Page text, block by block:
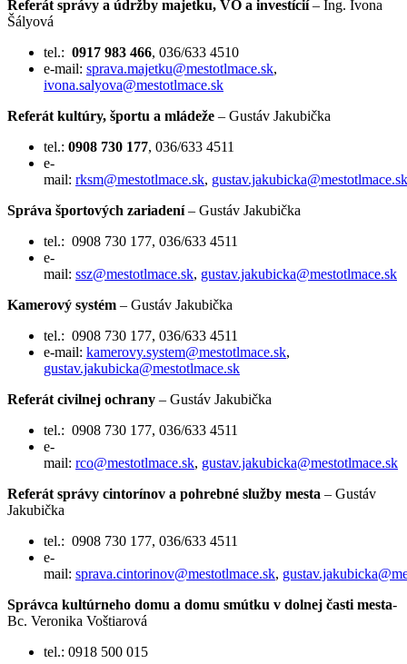
Referát správy a údržby majetku, VO a investícií– Ing. Ivona
Šályová
tel.: 0917 983 466, 036/633 4510
e-mail: sprava.majetku@mestotlmace.sk,
ivona.salyova@mestotlmace.sk
Referát kultúry, športu a mládeže – Gustáv Jakubička
tel.: 0908 730 177, 036/633 4511
e-
mail: rksm@mestotlmace.sk, gustav.jakubicka@mestotlmace.sk
Správa športových zariadení– Gustáv Jakubička
tel.: 0908 730 177, 036/633 4511
e-
mail: ssz@mestotlmace.sk, gustav.jakubicka@mestotlmace.sk
Kamerový systém – Gustáv Jakubička
tel.: 0908 730 177, 036/633 4511
e-mail: kamerovy.system@mestotlmace.sk,
gustav.jakubicka@mestotlmace.sk
Referát civilnej ochrany – Gustáv Jakubička
tel.: 0908 730 177, 036/633 4511
e-
mail: rco@mestotlmace.sk, gustav.jakubicka@mestotlmace.sk
Referát správy cintorínov a pohrebné služby mesta – Gustáv
Jakubička
tel.: 0908 730 177, 036/633 4511
e-
mail: sprava.cintorinov@mestotlmace.sk,
Správca kultúrneho domu a domu smútku v dolnej časti mesta-
Bc. Veronika Voštiarová
tel.: 0918 500 015